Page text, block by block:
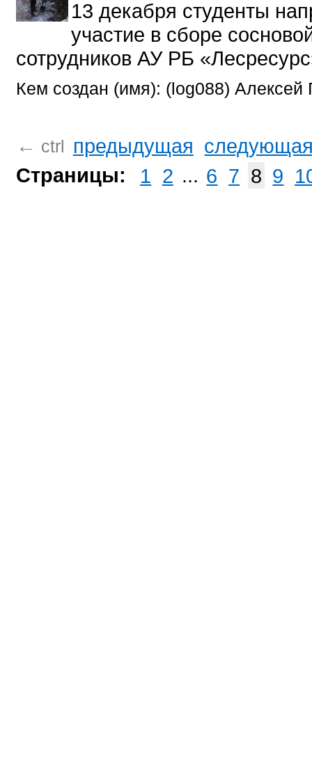
13 декабря студенты
участие в сборе
сотрудников АУ РБ
Кем создан (имя): (log088) Алексей
← ctrl предыдущая
Страницы:
1 2 ... 6 7 8 9